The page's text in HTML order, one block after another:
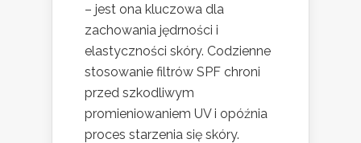
– jest ona kluczowa dla
zachowania jędrności i
elastyczności skóry. Codzienne
stosowanie filtrów SPF chroni
przed szkodliwym
promieniowaniem UV i opóźnia
proces starzenia się skóry.